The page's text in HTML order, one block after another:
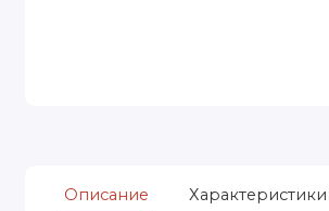
Описание Характеристики